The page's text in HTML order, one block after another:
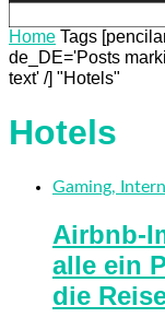
Home Tags
de_DE='Posts
text' /] "Hotels"
Hotels
Gaming,
Airbnb-
alle ein
die